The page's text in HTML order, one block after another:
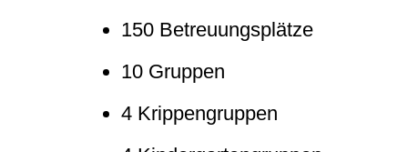
150 Betreuungsplätze
10 Gruppen
4 Krippengruppen